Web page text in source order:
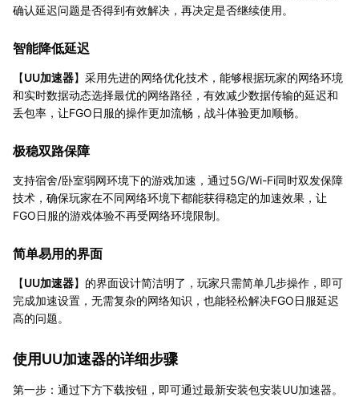
确认延迟问题是否得到有效解决，再决定是否继续使用。
智能降低延迟
【UU加速器】采用先进的网络优化技术，能够根据玩家的网络环境
和实时数据动态选择最优的网络路径，有效减少数据传输的延迟和
丢包率，让FGO日服的操作更加流畅，战斗体验更加顺畅。
极稳双路保障
支持宿舍/卧室弱网环境下的游戏加速，通过5G/Wi-Fi同时双发保障
技术，确保玩家在不同网络环境下都能获得稳定的加速效果，让
FGO日服的游戏体验不再受网络环境限制。
简单易用的界面
【UU加速器】的界面设计简洁明了，玩家只需简单几步操作，即可
完成加速设置，无需复杂的网络知识，也能轻松解决FGO日服延迟
高的问题。
使用UU加速器的详细步骤
第一步：通过下方下载按钮，即可通过最新安装包安装UU加速器。